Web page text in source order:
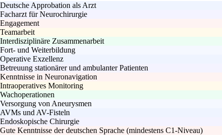
Deutsche Approbation als Arzt
Facharzt für Neurochirurgie
Engagement
Teamarbeit
Interdisziplinäre Zusammenarbeit
Fort- und Weiterbildung
Operative Exzellenz
Betreuung stationärer und ambulanter Patienten
Kenntnisse in Neuronavigation
Intraoperatives Monitoring
Wachoperationen
Versorgung von Aneurysmen
AVMs und AV-Fisteln
Endoskopische Chirurgie
Gute Kenntnisse der deutschen Sprache (mindestens C1-Niveau)